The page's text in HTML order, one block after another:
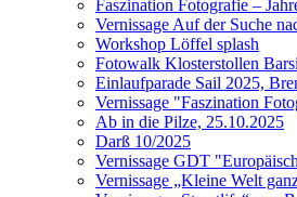
Faszination Fotografie –
Vernissage Auf der Suche
Workshop Löffel splash
Fotowalk Klosterstollen
Einlaufparade Sail 2025,
Vernissage "Faszination
Ab in die Pilze, 25.10.2025
Darß 10/2025
Vernissage GDT
Vernissage „Kleine Welt